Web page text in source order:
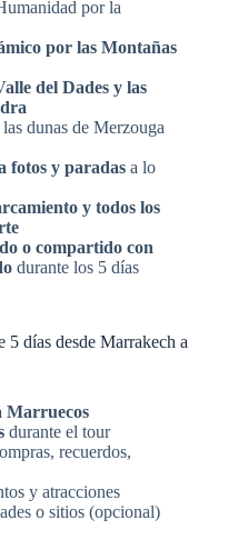
por la
por las Montañas
del Dades y las
dunas de Merzouga
fotos y paradasa lo
y todos los
o compartido con
durante los 5 días
5 días desde Marrakech a
Marruecos
durante el tour
recuerdos,
y atracciones
o sitios (opcional)